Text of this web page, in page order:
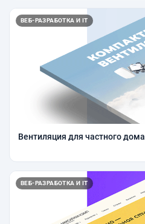
ВЕБ-РАЗРАБОТКА И IT
Вентиляция для частного дома
ВЕБ-РАЗРАБОТКА И IT